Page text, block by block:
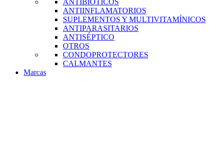
ANTIINFLAMATORIOS
SUPLEMENTOS Y MULTIVITAMÍNICOS
ANTIPARASITARIOS
ANTISÉPTICO
OTROS
CONDOPROTECTORES
CALMANTES
Marcas